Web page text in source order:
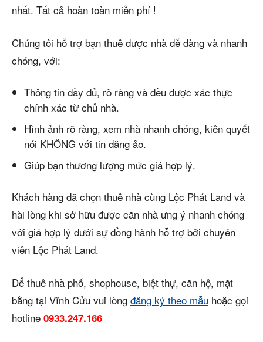
nhất. Tất cả hoàn toàn miễn phí !
Chúng tôi hỗ trợ bạn thuê được nhà dễ dàng và nhanh
chóng, với:
Thông tin đầy đủ, rõ ràng và đều được xác thực
chính xác từ chủ nhà.
Hình ảnh rõ ràng, xem nhà nhanh chóng, kiên quyết
nói KHÔNG với tin đăng ảo.
Giúp bạn thương lượng mức giá hợp lý.
Khách hàng đã chọn thuê nhà cùng Lộc Phát Land và
hài lòng khi sở hữu được căn nhà ưng ý nhanh chóng
với giá hợp lý dưới sự đồng hành hỗ trợ bởi chuyên
viên Lộc Phát Land.
Để thuê nhà phố, shophouse, biệt thự, căn hộ, mặt
bằng tại Vĩnh Cửu vui lòng đăng ký theo mẫu hoặc gọi
hotline 0933.247.166